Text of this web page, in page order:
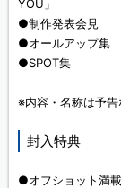
YOU」
●制作発表会見
●オールアップ集
●SPOT集
※内容・名称は予告
封入特典
●オフショット満